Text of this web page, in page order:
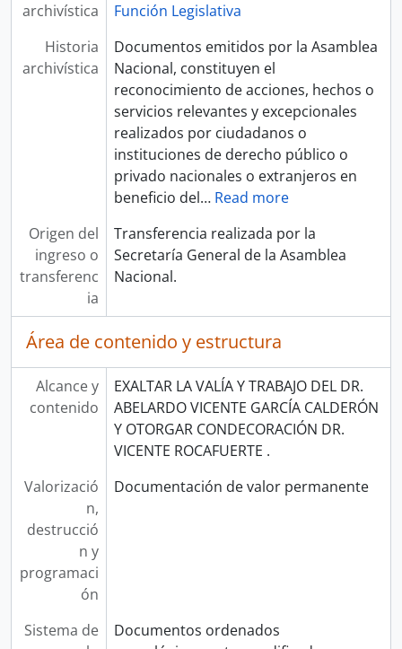
archivística
Función Legislativa
Historia
archivística
Documentos emitidos por la Asamblea
Nacional, constituyen el
reconocimiento de acciones, hechos o
servicios relevantes y excepcionales
realizados por ciudadanos o
instituciones de derecho público o
privado nacionales o extranjeros en
beneficio del… Read more
Origen del
ingreso o
transferenc
ia
Transferencia realizada por la
Secretaría General de la Asamblea
Nacional.
Área de contenido y estructura
Alcance y
contenido
EXALTAR LA VALÍA Y TRABAJO DEL DR.
ABELARDO VICENTE GARCÍA CALDERÓN
Y OTORGAR CONDECORACIÓN DR.
VICENTE ROCAFUERTE .
Valorizació
n,
destrucció
n y
programaci
ón
Documentación de valor permanente
Sistema de
Documentos ordenados